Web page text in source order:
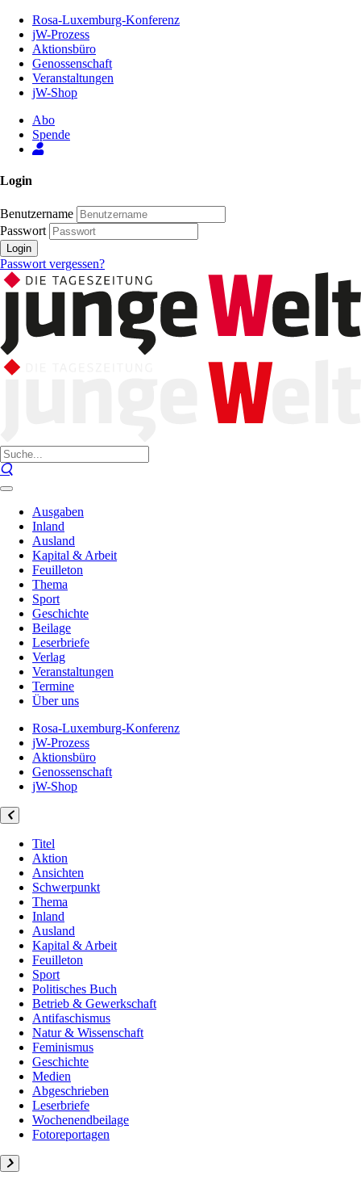
Inhalt
Seite
Rosa-Luxemburg-Konferenz
jW-Prozess
Aktionsbüro
Genossenschaft
Veranstaltungen
jW-Shop
Abo
Spende
Login
Benutzername
Passwort
Login
Passwort vergessen?
Ausgaben
Inland
Ausland
Kapital & Arbeit
Feuilleton
Thema
Sport
Geschichte
Beilage
Leserbriefe
Verlag
Veranstaltungen
Termine
Über uns
Rosa-Luxemburg-Konferenz
jW-Prozess
Aktionsbüro
Genossenschaft
jW-Shop
Titel
Aktion
Ansichten
Schwerpunkt
Thema
Inland
Ausland
Kapital & Arbeit
Feuilleton
Sport
Politisches Buch
Betrieb & Gewerkschaft
Antifaschismus
Natur & Wissenschaft
Feminismus
Geschichte
Medien
Abgeschrieben
Leserbriefe
Wochenendbeilage
Fotoreportagen